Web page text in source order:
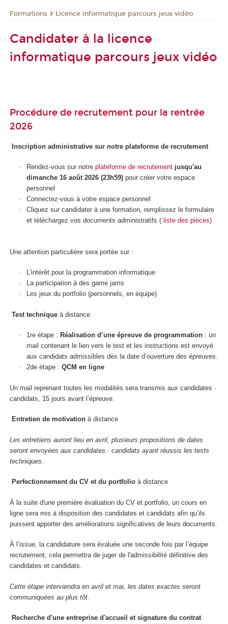
Formations Licence informatique parcours jeux vidéo
Candidater à la licence
informatique parcours jeux vidéo
Procédure de recrutement pour la rentrée
2026
Inscription administrative sur notre plateforme de recrutement
Rendez-vous sur notre plateforme de recrutement jusqu'au
dimanche 16 août 2026 (23h59) pour créer votre espace
personnel
Connectez-vous à votre espace personnel
Cliquez sur candidater à une formation, remplissez le formulaire
et téléchargez vos documents administratifs ( liste des pièces)
Une attention particulière sera portée sur :
L'intérêt pour la programmation informatique
La participation à des game jams
Les jeux du portfolio (personnels, en équipe)
Test technique à distance
1re étape : Réalisation d’une épreuve de programmation : un
mail contenant le lien vers le test et les instructions est envoyé
aux candidats admissibles dès la date d’ouverture des épreuves.
2de étape : QCM en ligne
Un mail reprenant toutes les modalités sera transmis aux candidates ·
candidats, 15 jours avant l’épreuve.
Entretien de motivation à distance
Les entretiens auront lieu en avril, plusieurs propositions de dates
seront envoyées aux candidates · candidats ayant réussis les tests
techniques.
Perfectionnement du CV et du portfolio à distance
À la suite d'une première évaluation du CV et portfolio, un cours en
ligne sera mis à disposition des candidates et candidats afin qu’ils
puissent apporter des améliorations significatives de leurs documents.
À l’issue, la candidature sera évaluée une seconde fois par l’équipe
recrutement, cela permettra de juger de l'admissibilité définitive des
candidates et candidats.
Cette étape interviendra en avril et mai, les dates exactes seront
communiquées au plus tôt.
Recherche d'une entreprise d'accueil et signature du contrat